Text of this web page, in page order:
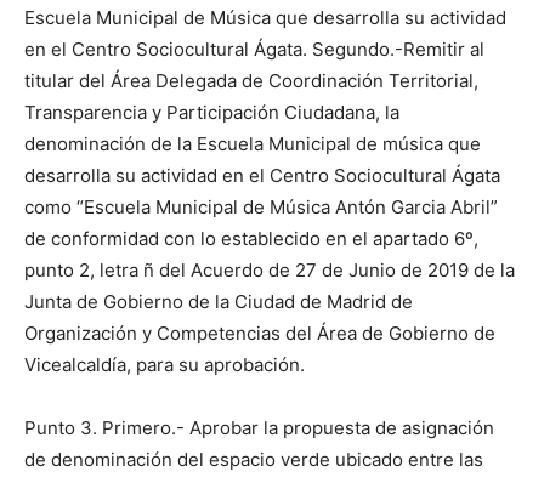
Escuela Municipal de Música que desarrolla su actividad
en el Centro Sociocultural Ágata. Segundo.-Remitir al
titular del Área Delegada de Coordinación Territorial,
Transparencia y Participación Ciudadana, la
denominación de la Escuela Municipal de música que
desarrolla su actividad en el Centro Sociocultural Ágata
como “Escuela Municipal de Música Antón Garcia Abril”
de conformidad con lo establecido en el apartado 6º,
punto 2, letra ñ del Acuerdo de 27 de Junio de 2019 de la
Junta de Gobierno de la Ciudad de Madrid de
Organización y Competencias del Área de Gobierno de
Vicealcaldía, para su aprobación.
Punto 3. Primero.- Aprobar la propuesta de asignación
de denominación del espacio verde ubicado entre las